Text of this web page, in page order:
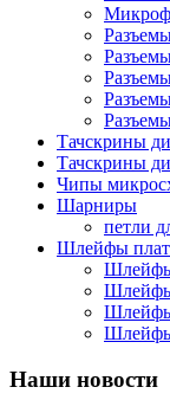
Тачскрины
Тачскрины
Чипы
Шарниры
петли
Шлейфы
Шлейфы
Шлейфы
Шлейфы
Наши новости